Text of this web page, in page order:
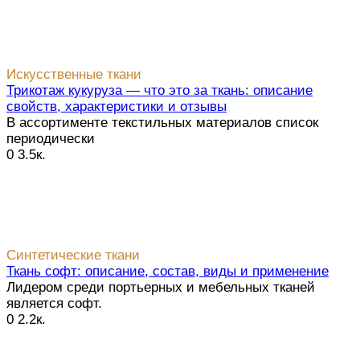
Искусственные ткани
Трикотаж кукуруза — что это за ткань: описание
свойств, характеристики и отзывы
В ассортименте текстильных материалов список
периодически
0 3.5к.
Синтетические ткани
Ткань софт: описание, состав, виды и применение
Лидером среди портьерных и мебельных тканей
является софт.
0 2.2к.